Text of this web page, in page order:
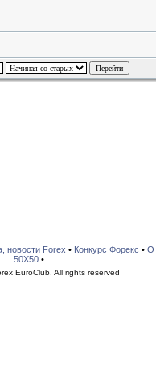
новости Forex • Конкурс Форекс • О
50X50•
EuroClub. All rights reserved